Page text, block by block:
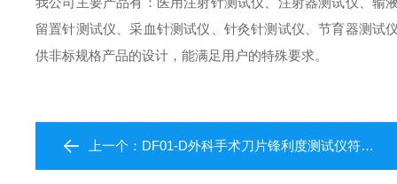
留置针测试仪、采血针测试仪、针灸针测试仪、节育器测试
供非标规格产品的设计，能满足用户的特殊要求。
上一个： DF01-D外科手术刀片锋利度测试仪符合YY0174